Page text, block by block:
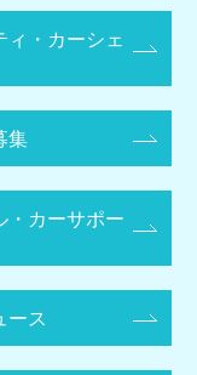
ィ・カーシェ
集
・カーサポー
ース